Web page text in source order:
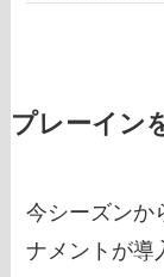
プレーイン
今シーズンか
ナメントが導